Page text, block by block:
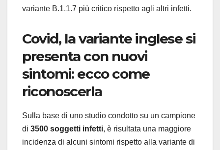
variante B.1.1.7 più critico rispetto agli altri infetti.
Covid, la variante inglese si
presenta con nuovi
sintomi: ecco come
riconoscerla
Sulla base di uno studio condotto su un campione
di 3500 soggetti infetti, è risultata una maggiore
incidenza di alcuni sintomi rispetto alla variante di